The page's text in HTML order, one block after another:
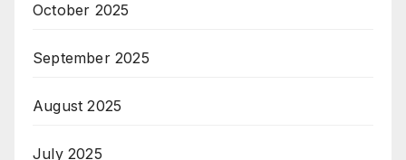
October 2025
September 2025
August 2025
July 2025